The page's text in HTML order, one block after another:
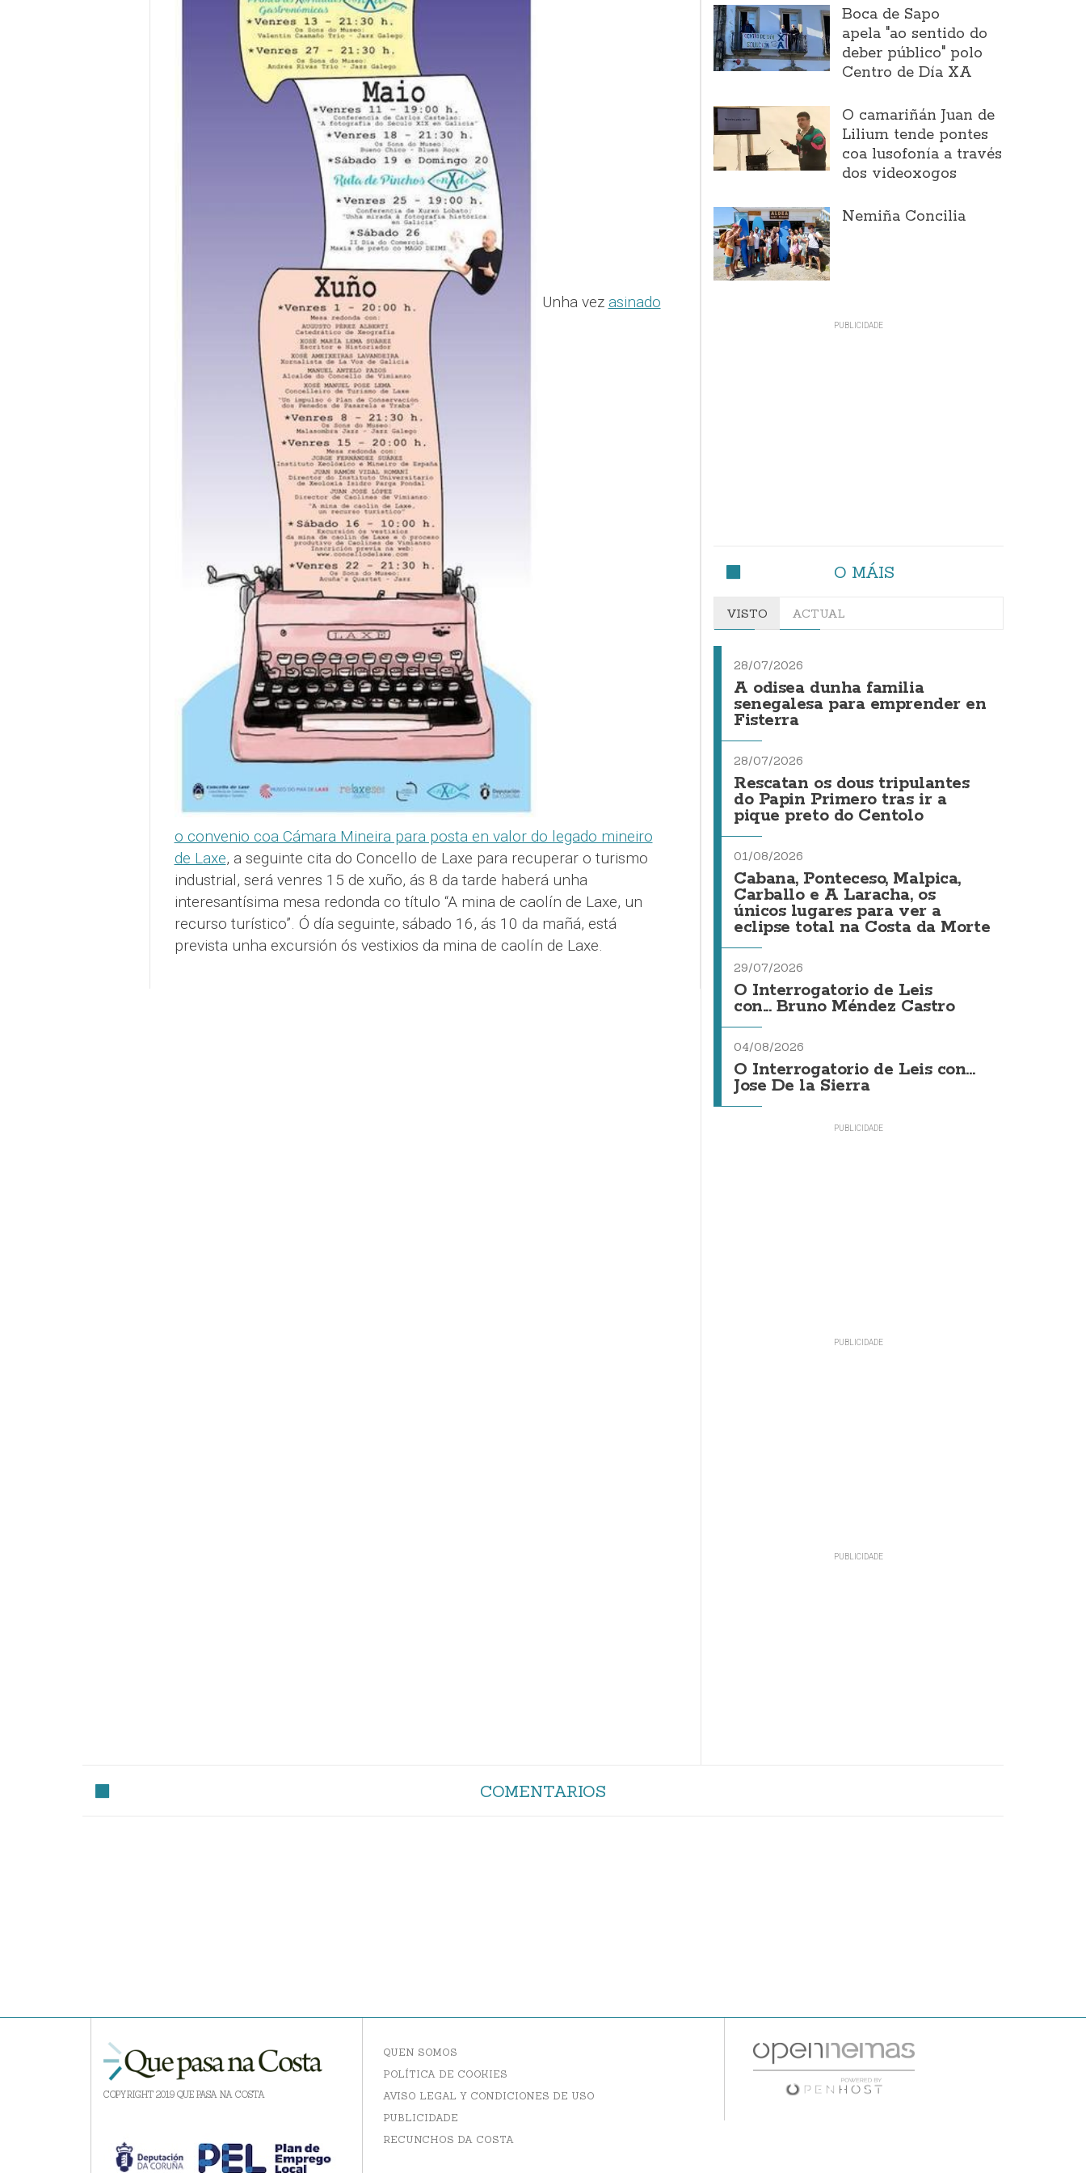
Unha vez asinado
o convenio coa Cámara Mineira para posta en valor do legado mineiro
de Laxe, a seguinte cita do Concello de Laxe para recuperar o turismo
industrial, será venres 15 de xuño, ás 8 da tarde haberá unha
interesantísima mesa redonda co título “A mina de caolín de Laxe, un
recurso turístico”. Ó día seguinte, sábado 16, ás 10 da mañá, está
prevista unha excursión ós vestixios da mina de caolín de Laxe.
Boca de Sapo
apela "ao sentido do
deber público" polo
Centro de Día XA
O camariñán Juan de
Lilium tende pontes
coa lusofonía a través
dos videoxogos
Nemiña Concilia
O MÁIS
VISTO ACTUAL
28/07/2026
A odisea dunha familia
senegalesa para emprender en
Fisterra
28/07/2026
Rescatan os dous tripulantes
do Papin Primero tras ir a
pique preto do Centolo
01/08/2026
Cabana, Ponteceso, Malpica,
Carballo e A Laracha, os
únicos lugares para ver a
eclipse total na Costa da Morte
29/07/2026
O Interrogatorio de Leis
con... Bruno Méndez Castro
04/08/2026
O Interrogatorio de Leis con...
Jose De la Sierra
COMENTARIOS
COPYRIGHT 2019 QUE PASA NA COSTA
QUEN SOMOS
POLÍTICA DE COOKIES
AVISO LEGAL Y CONDICIONES DE USO
PUBLICIDADE
RECUNCHOS DA COSTA